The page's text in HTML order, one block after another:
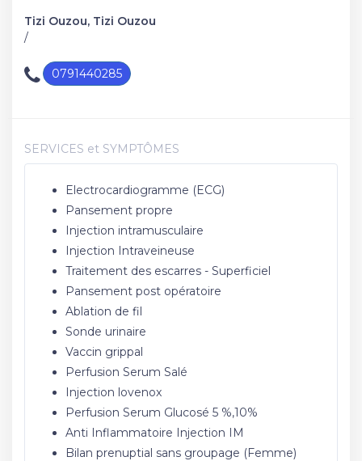
Tizi Ouzou, Tizi Ouzou
/
0791440285
SERVICES et SYMPTÔMES
Electrocardiogramme (ECG)
Pansement propre
Injection intramusculaire
Injection Intraveineuse
Traitement des escarres - Superficiel
Pansement post opératoire
Ablation de fil
Sonde urinaire
Vaccin grippal
Perfusion Serum Salé
Injection lovenox
Perfusion Serum Glucosé 5 %,10%
Anti Inflammatoire Injection IM
Bilan prenuptial sans groupage (Femme)